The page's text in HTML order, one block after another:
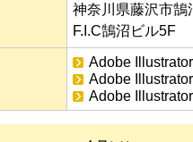
神奈川県藤沢市鵠
F.I.C鵠沼ビル5F
Adobe
Adobe
Adobe